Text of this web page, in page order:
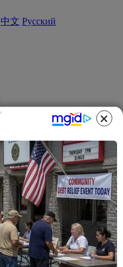
中文 Русский